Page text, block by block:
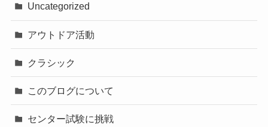
Uncategorized
アウトドア活動
クラシック
このブログについて
センター試験に挑戦